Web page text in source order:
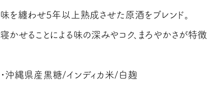
味を纏わせ5年以上熟成させた原酒をブレンド。
寝かせることによる味の深みやコク、まろやかさが特徴
・沖縄県産黒糖/インディカ米/白麹